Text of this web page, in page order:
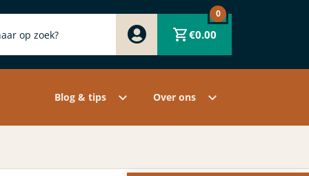
€0.00
0
Zwart
Grijs
Overige pigmenten
Blog & tips Over ons
Contact